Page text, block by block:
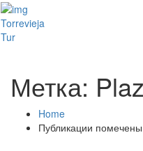
Torrevieja
Tur
Метка:
Home
Публикации